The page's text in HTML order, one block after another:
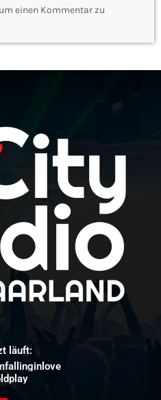
einen Kommentar zu
läuft: